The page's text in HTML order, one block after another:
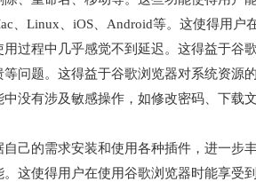
、Linux、iOS、Android等。这使得用户
过程中几乎感觉不到延迟。这得益于谷
问题。这得益于谷歌浏览器对系统资源
没有涉及敏感操作，如修改密码、下载
己的需求安装和使用各种插件，进一步
这使得用户在使用谷歌浏览器时能享受到